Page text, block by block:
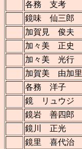
各務 支考
鏡味 仙三郎
加賀見 俊夫
加々美 正史
加々美 光行
加賀美 由加里
各務 洋子
鏡 リュウジ
鏡岩 善四郎
鏡川 正光
鏡里 喜代治